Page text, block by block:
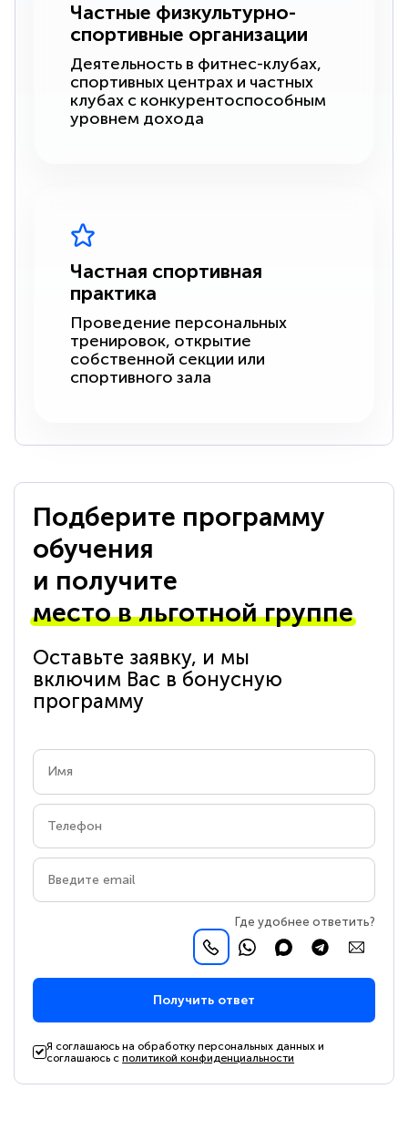
Частные физкультурно-
спортивные организации
Деятельность в фитнес-клубах,
спортивных центрах и частных
клубах с конкурентоспособным
уровнем дохода
Частная спортивная
практика
Проведение персональных
тренировок, открытие
собственной секции или
спортивного зала
Подберите программу
обучения
и получите
место в льготной группе
Оставьте заявку, и мы
включим Вас в бонусную
программу
Где удобнее ответить?
Получить ответ
Я соглашаюсь на обработку персональных данных и
соглашаюсь сполитикой конфиденциальности